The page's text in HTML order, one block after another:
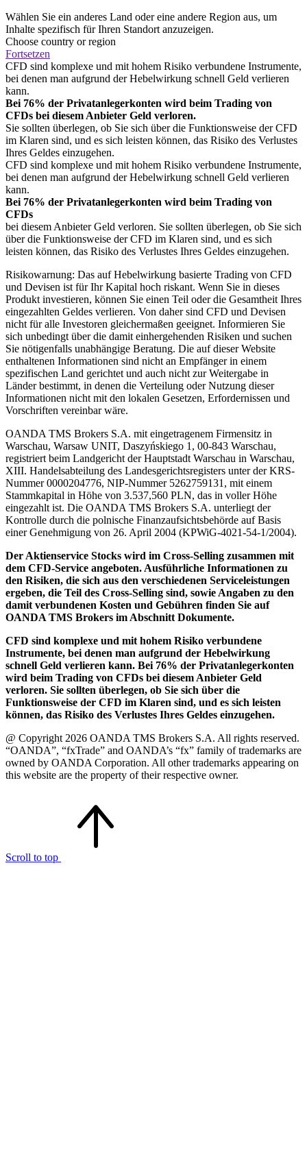
Wählen Sie ein anderes Land oder eine andere Region aus, um
Inhalte spezifisch für Ihren Standort anzuzeigen.
Choose country or region
Fortsetzen
CFD sind komplexe und mit hohem Risiko verbundene Instrumente,
bei denen man aufgrund der Hebelwirkung schnell Geld verlieren
kann.
Bei 76% der Privatanlegerkonten wird beim Trading von
CFDs bei diesem Anbieter Geld verloren.
Sie sollten überlegen, ob Sie sich über die Funktionsweise der CFD
im Klaren sind, und es sich leisten können, das Risiko des Verlustes
Ihres Geldes einzugehen.
CFD sind komplexe und mit hohem Risiko verbundene Instrumente,
bei denen man aufgrund der Hebelwirkung schnell Geld verlieren
kann.
Bei 76% der Privatanlegerkonten wird beim Trading von
CFDs
bei diesem Anbieter Geld verloren. Sie sollten überlegen, ob Sie sich
über die Funktionsweise der CFD im Klaren sind, und es sich
leisten können, das Risiko des Verlustes Ihres Geldes einzugehen.
Risikowarnung: Das auf Hebelwirkung basierte Trading von CFD
und Devisen ist für Ihr Kapital hoch riskant. Wenn Sie in dieses
Produkt investieren, können Sie einen Teil oder die Gesamtheit Ihres
eingezahlten Geldes verlieren. Von daher sind CFD und Devisen
nicht für alle Investoren gleichermaßen geeignet. Informieren Sie
sich unbedingt über die damit einhergehenden Risiken und suchen
Sie nötigenfalls unabhängige Beratung. Die auf dieser Website
enthaltenen Informationen sind nicht an Empfänger in einem
spezifischen Land gerichtet und auch nicht zur Weitergabe in
Länder bestimmt, in denen die Verteilung oder Nutzung dieser
Informationen nicht mit den lokalen Gesetzen, Erfordernissen und
Vorschriften vereinbar wäre.
OANDA TMS Brokers S.A. mit eingetragenem Firmensitz in
Warschau, Warsaw UNIT, Daszyńskiego 1, 00-843 Warschau,
registriert beim Landgericht der Hauptstadt Warschau in Warschau,
XIII. Handelsabteilung des Landesgerichtsregisters unter der KRS-
Nummer 0000204776, NIP-Nummer 5262759131, mit einem
Stammkapital in Höhe von 3.537,560 PLN, das in voller Höhe
eingezahlt ist. Die OANDA TMS Brokers S.A. unterliegt der
Kontrolle durch die polnische Finanzaufsichtsbehörde auf Basis
einer Genehmigung von 26. April 2004 (KPWiG-4021-54-1/2004).
Der Aktienservice Stocks wird im Cross-Selling zusammen mit
dem CFD-Service angeboten. Ausführliche Informationen zu
den Risiken, die sich aus den verschiedenen Serviceleistungen
ergeben, die Teil des Cross-Selling sind, sowie Angaben zu den
damit verbundenen Kosten und Gebühren finden Sie auf
OANDA TMS Brokers im Abschnitt Dokumente.
CFD sind komplexe und mit hohem Risiko verbundene
Instrumente, bei denen man aufgrund der Hebelwirkung
schnell Geld verlieren kann. Bei 76% der Privatanlegerkonten
wird beim Trading von CFDs bei diesem Anbieter Geld
verloren. Sie sollten überlegen, ob Sie sich über die
Funktionsweise der CFD im Klaren sind, und es sich leisten
können, das Risiko des Verlustes Ihres Geldes einzugehen.
@ Copyright 2026 OANDA TMS Brokers S.A. All rights reserved.
“OANDA”, “fxTrade” and OANDA’s “fx” family of trademarks are
owned by OANDA Corporation. All other trademarks appearing on
this website are the property of their respective owner.
Scroll to top